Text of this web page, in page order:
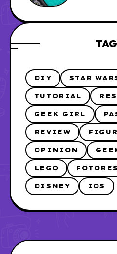
DIY STAR
TUTORIAL
GEEK GIRL
REVIEW
OPINION
LEGO
DISNEY IOS